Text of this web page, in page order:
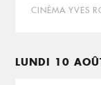
CINÉMA YVES
LUNDI 10